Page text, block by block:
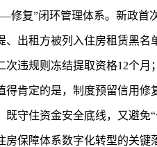
复”闭环管理体系。新政
出租方被列入住房租赁黑
违规则冻结提取资格12个
得肯定的是，制度预留信用
守住资金安全底线，又避免“
保障体系数字化转型的关